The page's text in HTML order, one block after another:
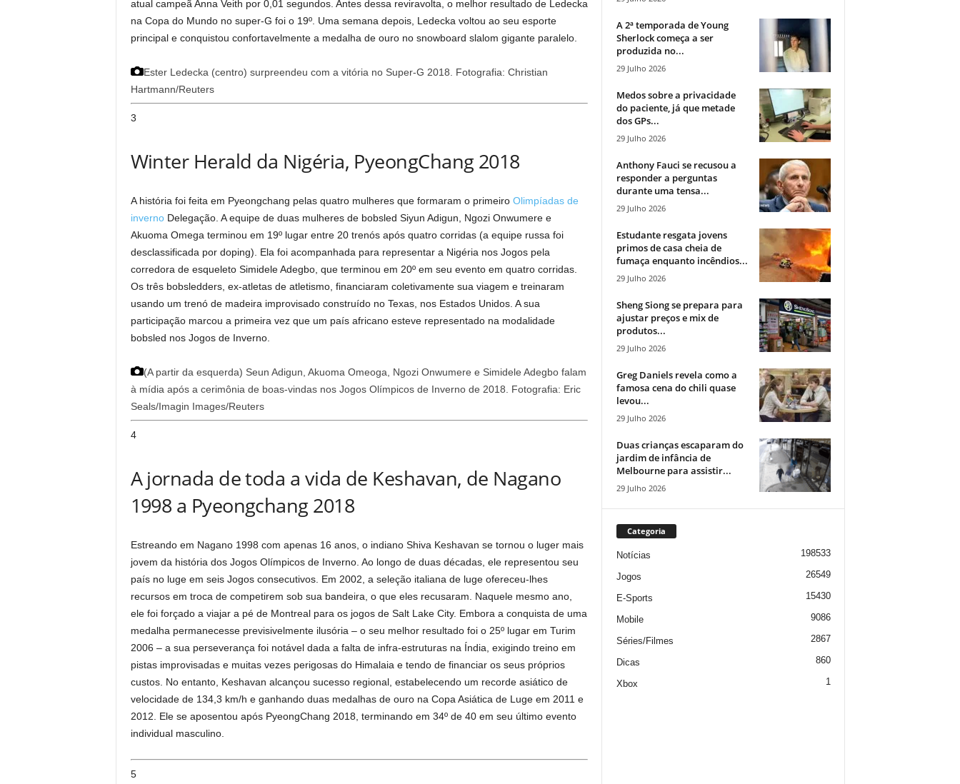
atual campeã Anna Veith por 0,01 segundos. Antes dessa reviravolta, o melhor resultado de Ledecka
na Copa do Mundo no super-G foi o 19º. Uma semana depois, Ledecka voltou ao seu esporte
principal e conquistou confortavelmente a medalha de ouro no snowboard slalom gigante paralelo.
Ester Ledecka (centro) surpreendeu com a vitória no Super-G 2018.
Fotografia: Christian
Hartmann/Reuters
3
Winter Herald da Nigéria, PyeongChang 2018
A história foi feita em Pyeongchang pelas quatro mulheres que formaram o primeiro Olimpíadas de
invernoDelegação. A equipe de duas mulheres de bobsled Siyun Adigun, Ngozi Onwumere e
Akuoma Omega terminou em 19º lugar entre 20 trenós após quatro corridas (a equipe russa foi
desclassificada por doping). Ela foi acompanhada para representar a Nigéria nos Jogos pela
corredora de esqueleto Simidele Adegbo, que terminou em 20º em seu evento em quatro corridas.
Os três bobsledders, ex-atletas de atletismo, financiaram coletivamente sua viagem e treinaram
usando um trenó de madeira improvisado construído no Texas, nos Estados Unidos. A sua
participação marcou a primeira vez que um país africano esteve representado na modalidade
bobsled nos Jogos de Inverno.
(A partir da esquerda) Seun Adigun, Akuoma Omeoga, Ngozi Onwumere e Simidele Adegbo falam
à mídia após a cerimônia de boas-vindas nos Jogos Olímpicos de Inverno de 2018.
Fotografia: Eric
Seals/Imagin Images/Reuters
4
A jornada de toda a vida de Keshavan, de Nagano
1998 a Pyeongchang 2018
Estreando em Nagano 1998 com apenas 16 anos, o indiano Shiva Keshavan se tornou o luger mais
jovem da história dos Jogos Olímpicos de Inverno. Ao longo de duas décadas, ele representou seu
país no luge em seis Jogos consecutivos. Em 2002, a seleção italiana de luge ofereceu-lhes
recursos em troca de competirem sob sua bandeira, o que eles recusaram. Naquele mesmo ano,
ele foi forçado a viajar a pé de Montreal para os jogos de Salt Lake City. Embora a conquista de uma
medalha permanecesse previsivelmente ilusória – o seu melhor resultado foi o 25º lugar em Turim
2006 – a sua perseverança foi notável dada a falta de infra-estruturas na Índia, exigindo treino em
pistas improvisadas e muitas vezes perigosas do Himalaia e tendo de financiar os seus próprios
custos. No entanto, Keshavan alcançou sucesso regional, estabelecendo um recorde asiático de
velocidade de 134,3 km/h e ganhando duas medalhas de ouro na Copa Asiática de Luge em 2011 e
2012. Ele se aposentou após PyeongChang 2018, terminando em 34º de 40 em seu último evento
individual masculino.
5
A 2ª temporada de Young
Sherlock começa a ser
produzida no...
29 Julho 2026
Medos sobre a privacidade
do paciente, já que metade
dos GPs...
29 Julho 2026
Anthony Fauci se recusou a
responder a perguntas
durante uma tensa...
29 Julho 2026
Estudante resgata jovens
primos de casa cheia de
fumaça enquanto incêndios...
29 Julho 2026
Sheng Siong se prepara para
ajustar preços e mix de
produtos...
29 Julho 2026
Greg Daniels revela como a
famosa cena do chili quase
levou...
29 Julho 2026
Duas crianças escaparam do
jardim de infância de
Melbourne para assistir...
29 Julho 2026
Categoria
Notícias 198533
Jogos 26549
E-Sports 15430
Mobile 9086
Séries/Filmes 2867
Dicas 860
Xbox 1